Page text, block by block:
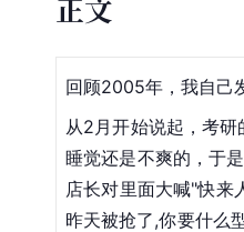
正文
回顾2005年，我自己
从2月开始说起，考研
睡觉还是不爽的，于
店长对里面大喊"快来
昨天被抢了,你要什么